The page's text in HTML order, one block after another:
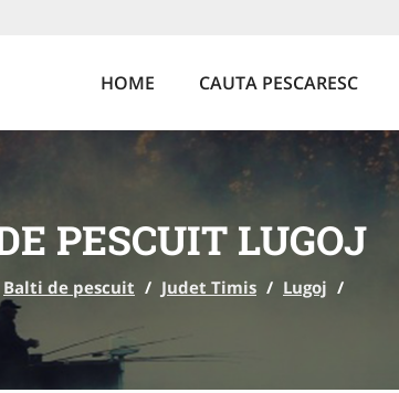
HOME CAUTA PESCARESC
PESCUIT LUGOJ
Balti de pescuit / Judet Timis / Lugoj /